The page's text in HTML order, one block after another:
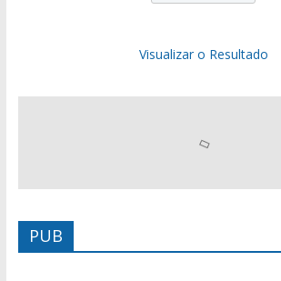
Visualizar o Resultado
PUB